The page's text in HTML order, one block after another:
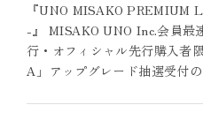
『UNO MISAKO
-』 MISAKO UNO Inc.会員
行・オフィシャル先行購入者
A」アップグレード抽選受付